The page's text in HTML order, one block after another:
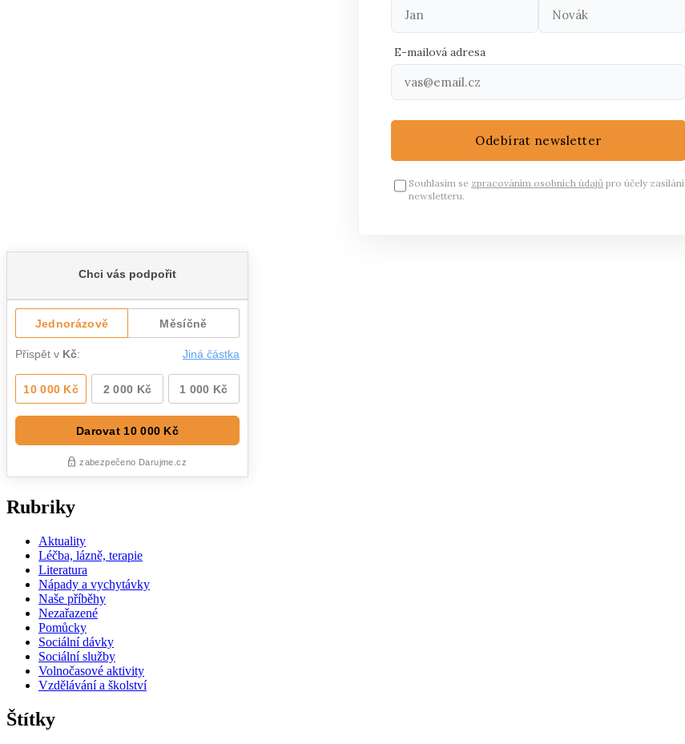
E-mailová adresa
Odebírat newsletter
Souhlasím se zpracováním osobních údajůpro účely zasílání
newsletteru.
Rubriky
Aktuality
Léčba, lázně, terapie
Literatura
Nápady a vychytávky
Naše příběhy
Nezařazené
Pomůcky
Sociální dávky
Sociální služby
Volnočasové aktivity
Vzdělávání a školství
Štítky